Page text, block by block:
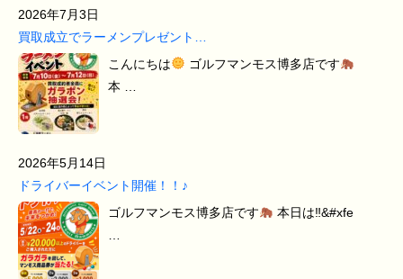
2026年7月3日
買取成立でラーメンプレゼント…
こんにちは
ゴルフマンモス博多店です
本 …
2026年5月14日
ドライバーイベント開催！！♪
ゴルフマンモス博多店です
本日は‼&#xfe